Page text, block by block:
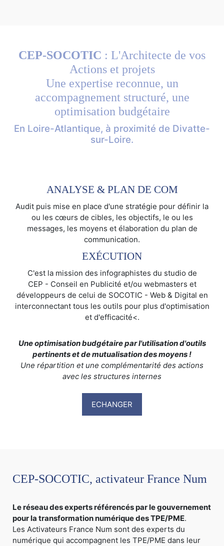
CEP-SOCOTIC : L'Architecte de vos
Actions et projets
Une expertise reconnue, un
accompagnement structuré, une
optimisation budgétaire
En Loire-Atlantique, à proximité de Divatte-
sur-Loire.
ANALYSE & PLAN DE COM
Audit puis mise en place d'une stratégie pour définir la
ou les cœurs de cibles, les objectifs, le ou les
messages, les moyens et élaboration du plan de
communication.
EXÉCUTION
C'est la mission des infographistes du studio de
CEP - Conseil en Publicité et/ou webmasters et
développeurs de celui de SOCOTIC - Web & Digital en
interconnectant tous les outils pour plus d'optimisation
et d'efficacité<.
Une optimisation budgétaire par l'utilisation d'outils
pertinents et de mutualisation des moyens !
Une répartition et une complémentarité des actions
avec les structures internes
ECHANGER
CEP-SOCOTIC, activateur France Num
Le réseau des experts référencés par le gouvernement
pour la transformation numérique des TPE/PME.
Les Activateurs France Num sont des experts du
numérique qui accompagnent les TPE/PME dans leur